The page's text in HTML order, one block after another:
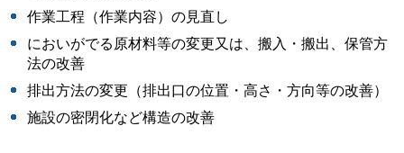
作業工程（作業内容）の見直し
においがでる原材料等の変更又は、搬入・搬出、保管方
法の改善
排出方法の変更（排出口の位置・高さ・方向等の改善）
施設の密閉化など構造の改善